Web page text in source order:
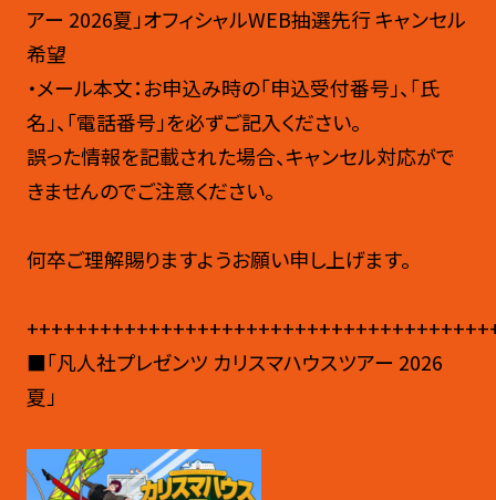
アー 2026夏」オフィシャルWEB抽選先行 キャンセル
希望
・メール本文：お申込み時の「申込受付番号」、「氏
名」、「電話番号」を必ずご記入ください。
誤った情報を記載された場合、キャンセル対応がで
きませんのでご注意ください。
何卒ご理解賜りますようお願い申し上げます。
■「凡人社プレゼンツ カリスマハウスツアー 2026
夏」